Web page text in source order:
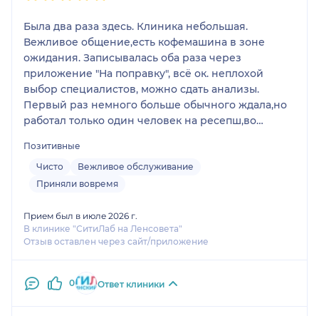
Была два раза здесь. Клиника небольшая.
Вежливое общение,есть кофемашина в зоне
ожидания. Записывалась оба раза через
приложение "На поправку", всё ок. неплохой
выбор специалистов, можно сдать анализы.
Первый раз немного больше обычного ждала,но
работал только один человек на ресепш,во
посещениемя довольна. Врачи, которых
посещала,тоже были вежливые.
Позитивные
Чисто
Вежливое обслуживание
Приняли вовремя
Прием был в июле 2026 г.
В клинике "СитиЛаб на Ленсовета"
Отзыв оставлен через сайт/приложение
0 Ответ клиники